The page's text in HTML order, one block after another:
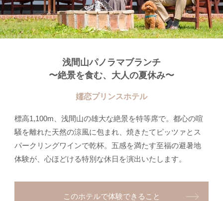
浅間山パノラマブランチ
〜絶景を食む、大人の夏休み〜
嬬恋プリンスホテル
標高1,100m、浅間山の雄大な絶景を特等席で。都心の喧
騒を離れた天然の涼風に包まれ、焼きたてピッツァとス
パークリングワインで乾杯。五感を満たす至福の避暑地
体験が、心ほどける特別な休日を演出いたします。
このホテルで体験できること